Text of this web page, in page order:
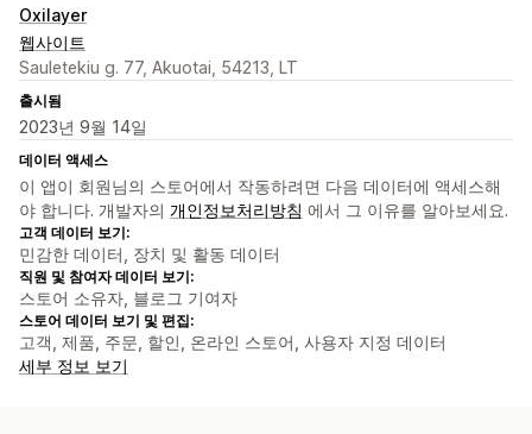
Oxilayer
웹사이트
Sauletekiu g. 77, Akuotai, 54213, LT
출시됨
2023년 9월 14일
데이터 액세스
이 앱이 회원님의 스토어에서 작동하려면 다음 데이터에 액세스해
야 합니다. 개발자의 개인정보처리방침 에서 그 이유를 알아보세요.
고객 데이터 보기:
민감한 데이터, 장치 및 활동 데이터
직원 및 참여자 데이터 보기:
스토어 소유자, 블로그 기여자
스토어 데이터 보기 및 편집:
고객, 제품, 주문, 할인, 온라인 스토어, 사용자 지정 데이터
세부 정보 보기